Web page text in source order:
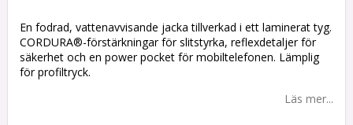
Lägg till i favoritlistan
En fodrad, vattenavvisande jacka tillverkad i ett laminerat tyg.
CORDURA®-förstärkningar för slitstyrka, reflexdetaljer för
säkerhet och en power pocket för mobiltelefonen. Lämplig
för profiltryck.
Läs mer...